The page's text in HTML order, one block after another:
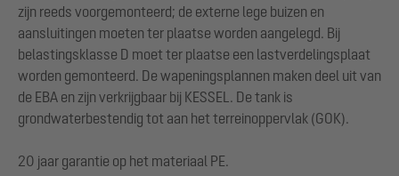
zijn reeds voorgemonteerd; de externe lege buizen en
aansluitingen moeten ter plaatse worden aangelegd. Bij
belastingsklasse D moet ter plaatse een lastverdelingsplaat
worden gemonteerd. De wapeningsplannen maken deel uit van
de EBA en zijn verkrijgbaar bij KESSEL. De tank is
grondwaterbestendig tot aan het terreinoppervlak (GOK).
20 jaar garantie op het materiaal PE.